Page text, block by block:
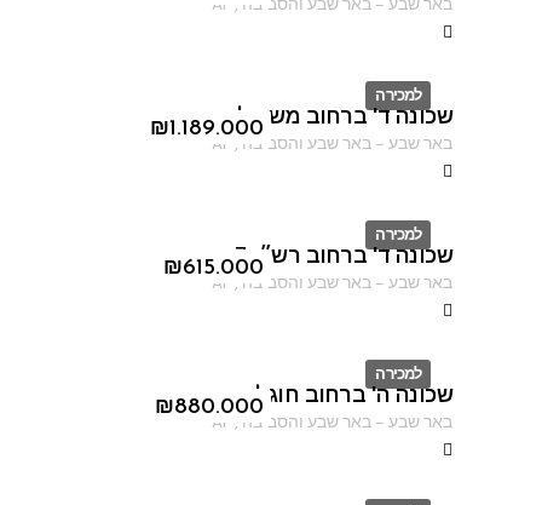
למכירה
ID
₪1.189.000
שכונה ד' ברחוב משעול סוכות
באר שבע–באר שבע והסביבה ,
AF
למכירה
ID
₪615.000
שכונה ד' ברחוב רש״י 7
באר שבע–באר שבע והסביבה ,
AF
למכירה
ID
₪880.000
שכונה ה' ברחוב חוגלה
באר שבע–באר שבע והסביבה ,
AF